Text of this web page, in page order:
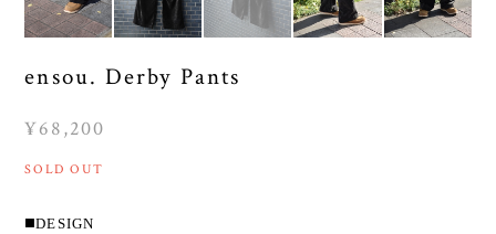
ensou. Derby Pants
¥68,200
SOLD OUT
◼️DESIGN